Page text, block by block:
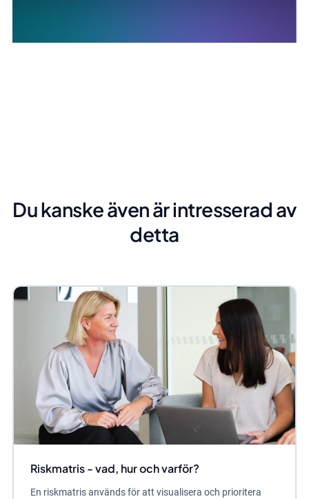
Du kanske även är intresserad av
detta
Riskmatris - vad, hur och varför?
En riskmatris används för att visualisera och prioritera